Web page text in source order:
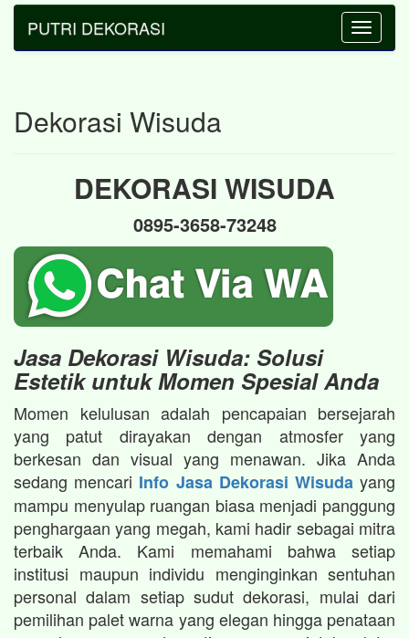
Toggle
PUTRI DEKORASI
Dekorasi Wisuda
DEKORASI WISUDA
0895-3658-73248
Jasa Dekorasi Wisuda: Solusi
Estetik untuk Momen Spesial Anda
Momen kelulusan adalah pencapaian bersejarah
yang patut dirayakan dengan atmosfer yang
berkesan dan visual yang menawan. Jika Anda
sedang mencari Info Jasa Dekorasi Wisuda yang
mampu menyulap ruangan biasa menjadi panggung
penghargaan yang megah, kami hadir sebagai mitra
terbaik Anda. Kami memahami bahwa setiap
institusi maupun individu menginginkan sentuhan
personal dalam setiap sudut dekorasi, mulai dari
pemilihan palet warna yang elegan hingga penataan